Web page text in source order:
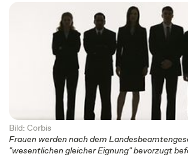
Bild: Corbis
Frauen werden nach dem
"wesentlichen gleicher Eignung" bevorzugt